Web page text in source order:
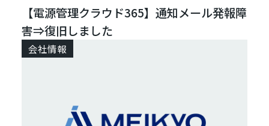
【電源管理クラウド365】通知メール発報障
害⇒復旧しました
会社情報